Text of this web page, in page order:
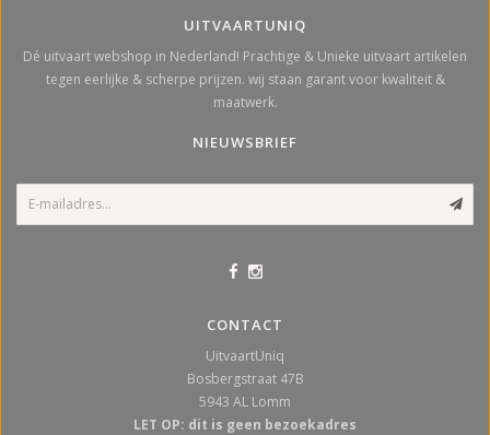
UITVAARTUNIQ
Dé uitvaart webshop in Nederland! Prachtige & Unieke uitvaart artikelen
tegen eerlijke & scherpe prijzen. wij staan garant voor kwaliteit &
maatwerk.
NIEUWSBRIEF
CONTACT
UitvaartUniq
Bosbergstraat 47B
5943 AL Lomm
LET OP: dit is geen bezoekadres